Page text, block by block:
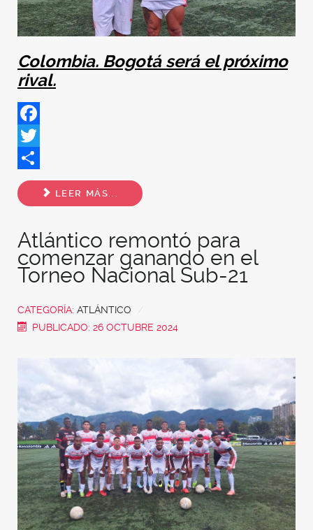
Colombia. Bogotá será el próximo
rival.
Facebook
Twitter
Share
LEER MÁS...
Atlántico remontó para
comenzar ganando en el
Torneo Nacional Sub-21
CATEGORÍA: ATLÁNTICO
PUBLICADO: 26 OCTUBRE 2024